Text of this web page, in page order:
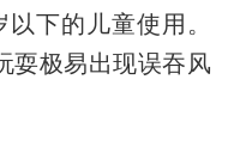
下的儿童使用。
耍极易出现误吞风